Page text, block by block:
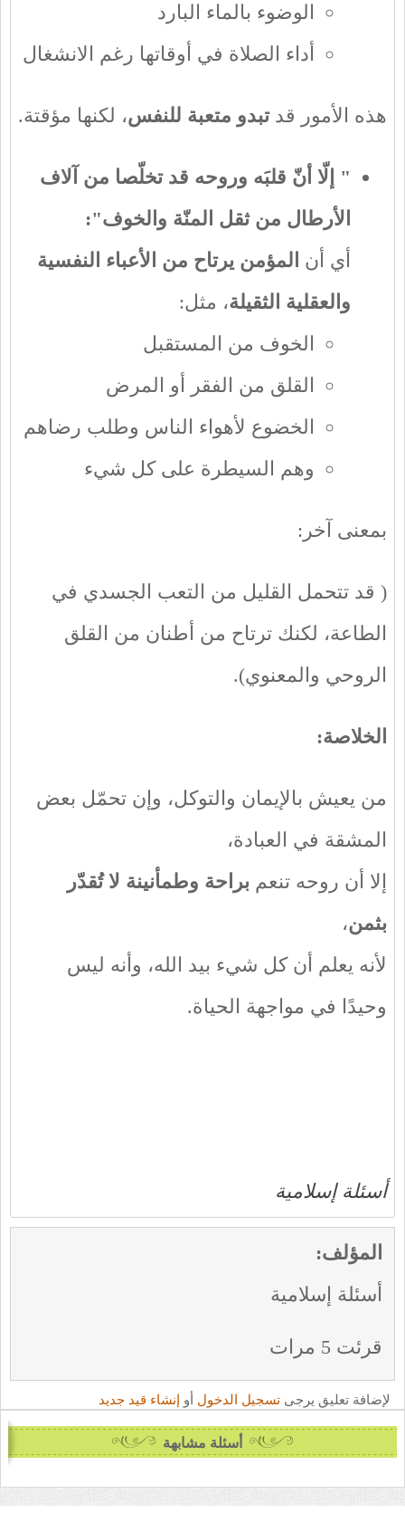
الوضوء بالماء البارد
أداء الصلاة في أوقاتها رغم الانشغال
هذه الأمور قدتبدو متعبة للنفس، لكنها مؤقتة.
" إلّا أنّ قلبَه وروحه قد تخلّصا من آلاف
الأرطال من ثقل المنّة والخوف":
أي أن المؤمن يرتاح من الأعباء النفسية
والعقلية الثقيلة، مثل:
الخوف من المستقبل
القلق من الفقر أو المرض
الخضوع لأهواء الناس وطلب رضاهم
وهم السيطرة على كل شيء
بمعنى آخر:
( قد تتحمل القليل من التعب الجسدي في
الطاعة، لكنك ترتاح من أطنان من القلق
الروحي والمعنوي).
الخلاصة:
من يعيش بالإيمان والتوكل، وإن تحمّل بعض
المشقة في العبادة،
إلا أن روحه تنعم براحة وطمأنينة لا تُقدّر
بثمن،
لأنه يعلم أن كل شيء بيد الله، وأنه ليس
وحيدًا في مواجهة الحياة.
أسئلة إسلامية
المؤلف:
أسئلة إسلامية
قرئت 5 مرات
لإضافة تعليق يرجى تسجيل الدخول أو إنشاء قيد جديد
أسئلة مشابهة